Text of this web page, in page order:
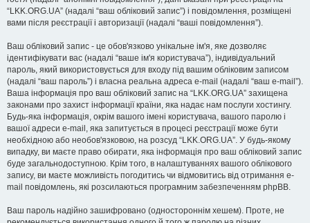
“LKK.ORG.UA” (надалі “ваш обліковий запис”) і повідомлення, розміщені
вами після реєстрації і авторизації (надалі “ваші повідомлення”).
Ваш обліковий запис - це обов'язково унікальне ім'я, яке дозволяє
ідентифікувати вас (надалі “ваше ім'я користувача”), індивідуальний
пароль, який використовується для входу під вашим обліковим записом
(надалі “ваш пароль”) і власна реальна адреса e-mail (надалі “ваш e-mail”).
Ваша інформація про ваш обліковий запис на “LKK.ORG.UA” захищена
законами про захист інформації країни, яка надає нам послуги хостингу.
Будь-яка інформація, окрім вашого імені користувача, вашого паролю і
вашої адреси e-mail, яка запитується в процесі реєстрації може бути
необхідною або необов'язковою, на розсуд “LKK.ORG.UA”. У будь-якому
випадку, ви маєте право обирати, яка інформація про ваш обліковий запис
буде загальнодоступною. Крім того, в налаштуваннях вашого облікового
запису, ви маєте можливість погодитись чи відмовитись від отримання e-
mail повідомлень, які розсилаються програмним забезпеченням phpBB.
Ваш пароль надійно зашифровано (одностороннім хешем). Проте, не